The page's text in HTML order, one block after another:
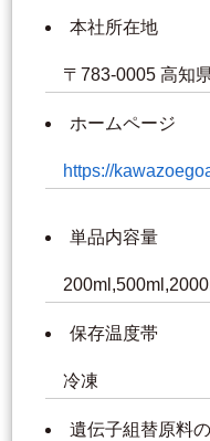
本社所在地
〒783-0005 高知
ホームページ
https://
単品内容量
保存温度帯
冷凍
遺伝子組替原料